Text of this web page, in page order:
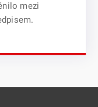
mezi